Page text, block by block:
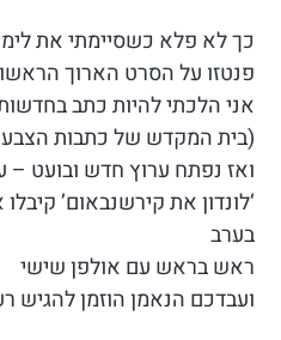
כך לא פלא כשסיימתי את
פנטזו על הסרט הארוך
אני הלכתי להיות כתב
(בית המקדש של כתבות הצבע
ואז נפתח ערוץ חדש ובועט –
‘לונדון את קירשנבאום’
בערב
ראש בראש עם אולפן שישי
ועבדכם הנאמן הוזמן להגיש